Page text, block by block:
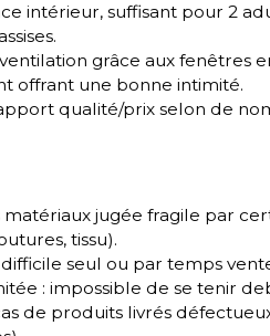
intérieur, suffisant pour 2
grâce aux fenêtres
offrant une bonne intimité.
qualité/prix selon de
jugée fragile par
tissu).
seul ou par temps
: impossible de se tenir
de produits livrés